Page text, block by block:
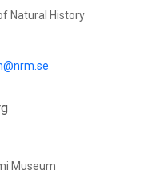
Natural History
Museum